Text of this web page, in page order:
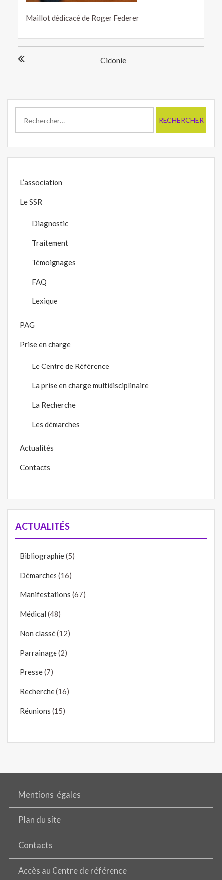
Maillot dédicacé de Roger Federer
de
l’article
Cidonie
L’association
Le SSR
Diagnostic
Traitement
Témoignages
FAQ
Lexique
PAG
Prise en charge
Le Centre de Référence
La prise en charge multidisciplinaire
La Recherche
Les démarches
Actualités
Contacts
ACTUALITÉS
Bibliographie(5)
Démarches (16)
Manifestations (67)
Médical (48)
Non classé(12)
Parrainage(2)
Presse(7)
Recherche(16)
Réunions (15)
Mentions légales
Plan du site
Contacts
Accès au Centre de référence